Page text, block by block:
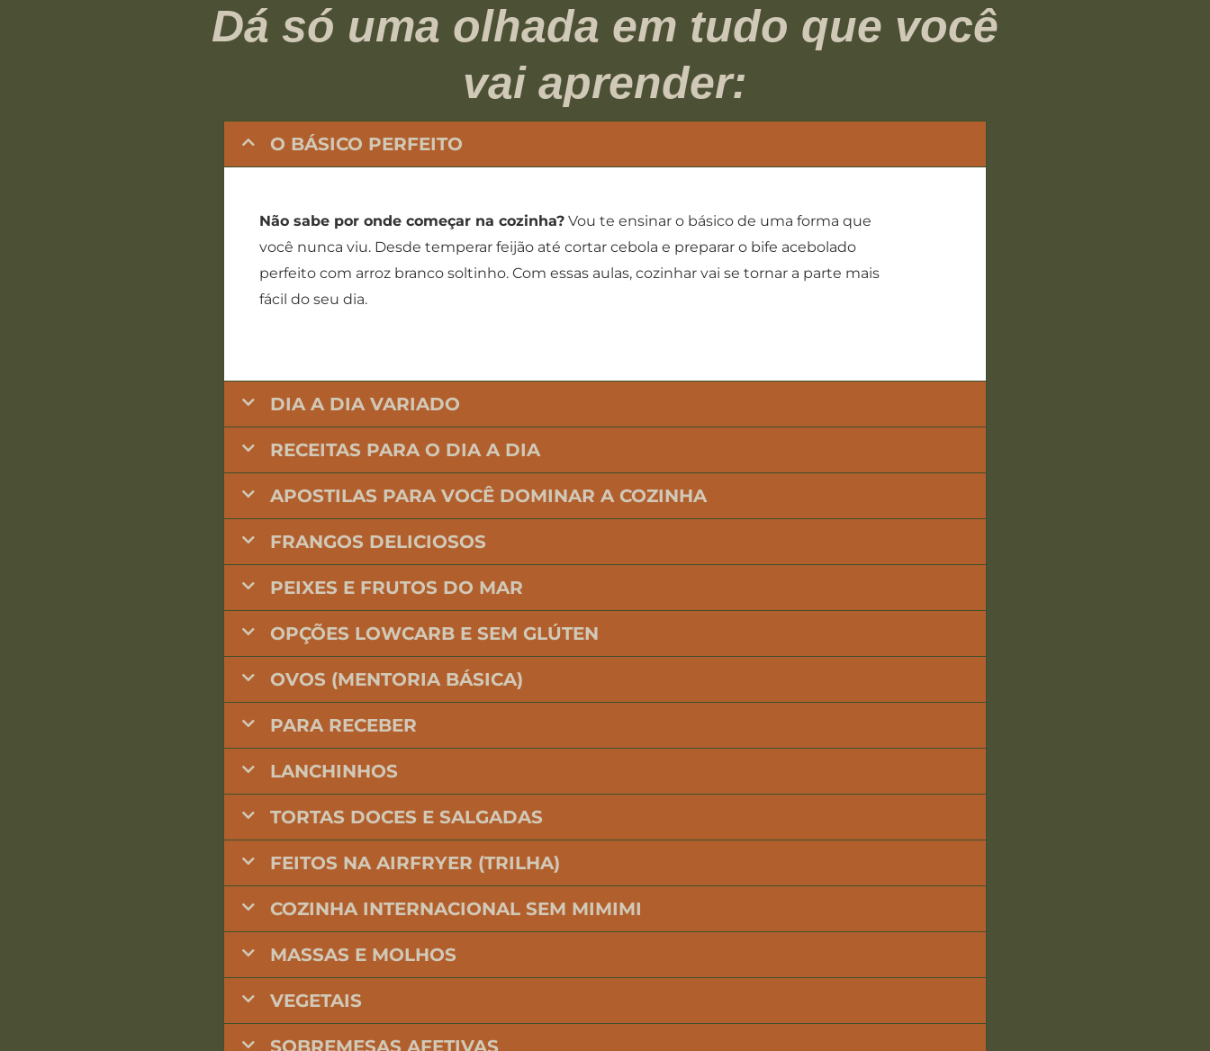
Dá só uma olhada em tudo que você
vai aprender:
O BÁSICO PERFEITO
Não sabe por onde começar na cozinha? Vou te ensinar o básico de uma forma que
você nunca viu. Desde temperar feijão até cortar cebola e preparar o bife acebolado
perfeito com arroz branco soltinho. Com essas aulas, cozinhar vai se tornar a parte mais
fácil do seu dia.
DIA A DIA VARIADO
RECEITAS PARA O DIA A DIA
APOSTILAS PARA VOCÊ DOMINAR A COZINHA
FRANGOS DELICIOSOS
PEIXES E FRUTOS DO MAR
OPÇÕES LOWCARB E SEM GLÚTEN
OVOS (MENTORIA BÁSICA)
PARA RECEBER
LANCHINHOS
TORTAS DOCES E SALGADAS
FEITOS NA AIRFRYER (TRILHA)
COZINHA INTERNACIONAL SEM MIMIMI
MASSAS E MOLHOS
VEGETAIS